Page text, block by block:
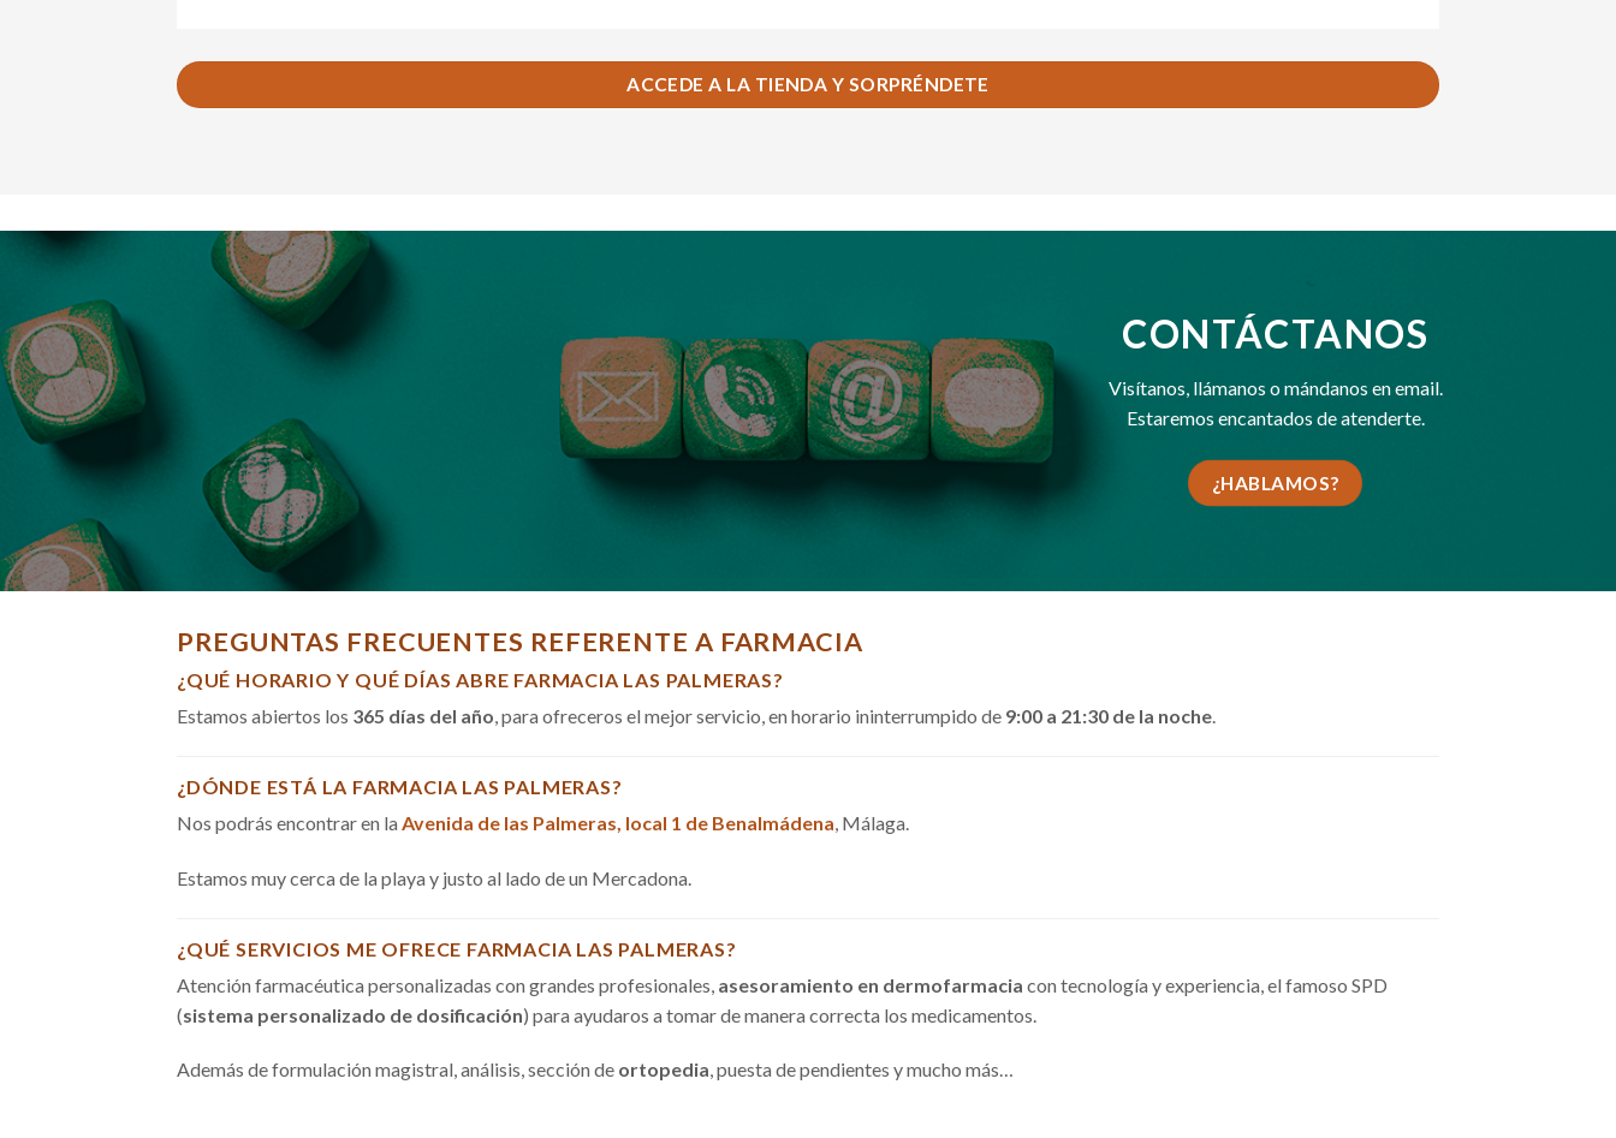
ACCEDE A LA TIENDA Y SORPRÉNDETE
CONTÁCTANOS
Visítanos, llámanos omándanos en email.
Estaremos encantados de atenderte.
¿HABLAMOS?
PREGUNTAS FRECUENTES REFERENTE A FARMACIA
¿QUÉ HORARIO Y QUÉ DÍAS ABRE FARMACIA LAS PALMERAS?
Estamos abiertos los 365 días del año, para ofreceros el mejor servicio, en horario ininterrumpido de 9:00 a 21:30 de la noche.
¿DÓNDE ESTÁ LA FARMACIA LAS PALMERAS?
Nos podrás encontrar en la Avenida de las Palmeras, local 1 de Benalmádena, Málaga.
Estamos muy cerca de la playa y justo al lado de un Mercadona.
¿QUÉ SERVICIOS ME OFRECE FARMACIA LAS PALMERAS?
Atención farmacéutica personalizadas con grandes profesionales, asesoramiento en dermofarmacia con tecnología y experiencia, el famoso SPD
(sistema personalizado de dosificación) para ayudaros a tomar de manera correcta los medicamentos.
Además de formulación magistral, análisis, sección de ortopedia, puesta de pendientes y mucho más…